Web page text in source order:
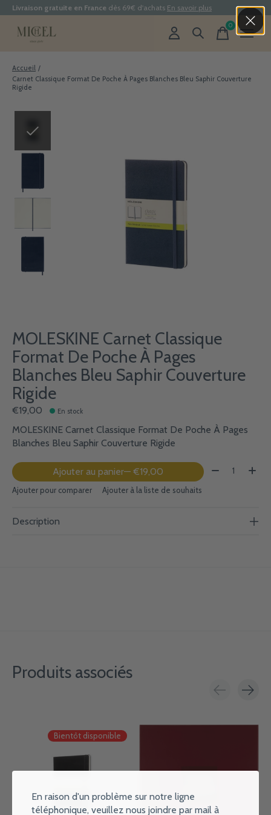
Livraison gratuite en France dès 69€ d'achats En savoir plus
0items
Accueil /
Carnet Classique Format De Poche À Pages Blanches Bleu Saphir Couverture
Rigide
MOLESKINE Carnet Classique
Format De Poche À Pages
Blanches Bleu Saphir Couverture
Rigide
€19,00 En stock
MOLESKINE Carnet Classique Format De Poche À Pages
Blanches Bleu Saphir Couverture Rigide
Ajouter au panier — €19,00 Quantité:
Ajouter pour comparer Ajouter à la liste de souhaits
Description
Produits associés
Bientôt disponible
En raison d'un problème sur notre ligne
téléphonique, veuillez nous joindre par mail à